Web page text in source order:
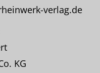
verlag.de
KG